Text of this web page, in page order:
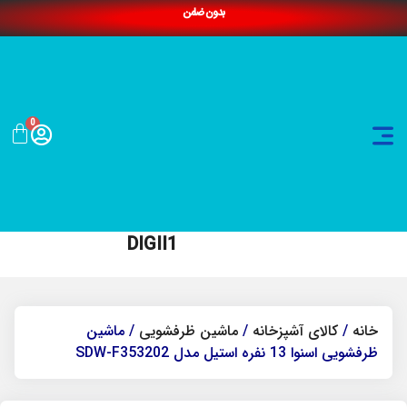
بدون ضامن
0
DIGII1
خانه / کالای آشپزخانه / ماشین ظرفشویی / ماشین
ظرفشویی اسنوا 13 نفره استیل مدل SDW-F353202